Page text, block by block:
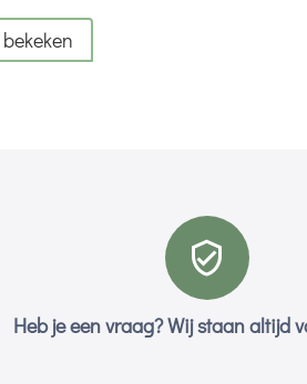
Heb je een vraag? Wij staan altijd